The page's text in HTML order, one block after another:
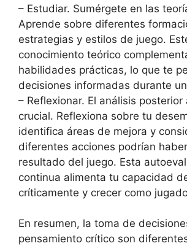
– Estudiar. Sumérgete en las
Aprende sobre diferentes
estrategias y estilos de juego.
conocimiento teórico
habilidades prácticas, lo que te
decisiones informadas durante
– Reflexionar. El análisis
crucial. Reflexiona sobre tu
identifica áreas de mejora y
diferentes acciones podrían
resultado del juego. Esta
continua alimenta tu capacidad
críticamente y crecer como
En resumen, la toma de
pensamiento crítico son